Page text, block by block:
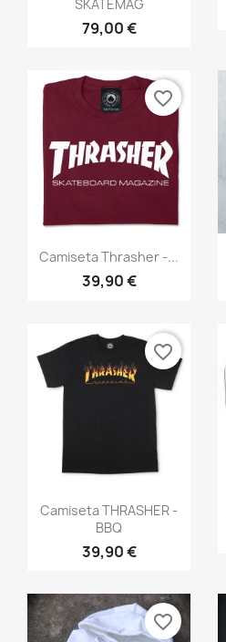
SKATEMAG
79,00 €
Vista rápida
Camiseta Thrasher -...
39,90 €
favorite_border
Vista rápida
Camiseta THRASHER -
BBQ
39,90 €
favorite_border
favorite_border